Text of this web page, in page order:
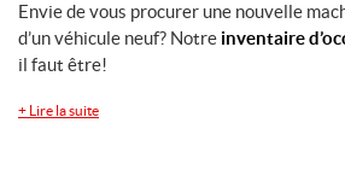
Inventaire
CHERCHER
Envie de vous procurer une nouvelle
d’un véhicule neuf? Notre inventaire
il faut être!
+ Lire la suite